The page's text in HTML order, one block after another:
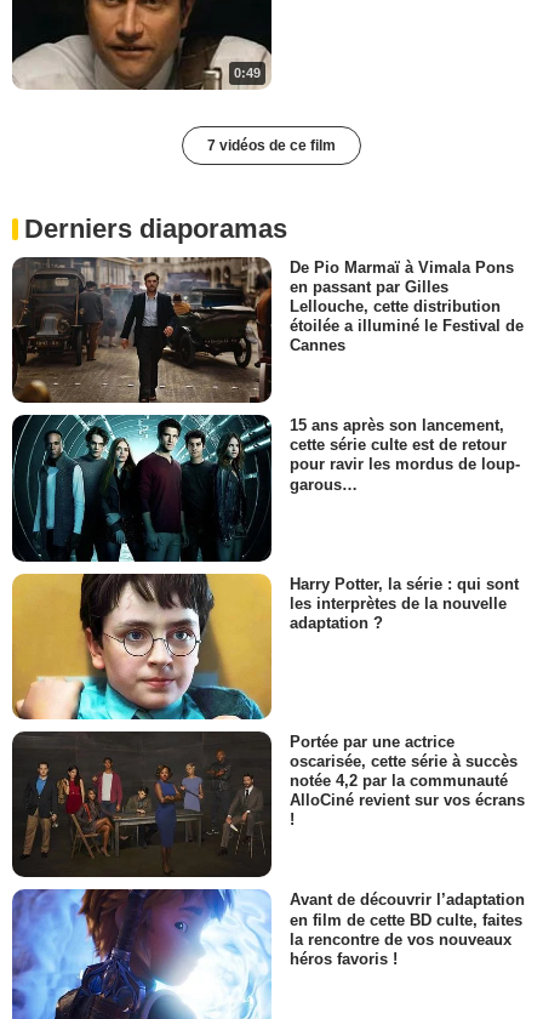
0:49
7 vidéos de ce film
Derniers diaporamas
De Pio Marmaï à Vimala Pons
en passant par Gilles
Lellouche, cette distribution
étoilée a illuminé le Festival de
Cannes
15 ans après son lancement,
cette série culte est de retour
pour ravir les mordus de loup-
garous…
Harry Potter, la série : qui sont
les interprètes de la nouvelle
adaptation ?
Portée par une actrice
oscarisée, cette série à succès
notée 4,2 par la communauté
AlloCiné revient sur vos écrans
!
Avant de découvrir l’adaptation
en film de cette BD culte, faites
la rencontre de vos nouveaux
héros favoris !